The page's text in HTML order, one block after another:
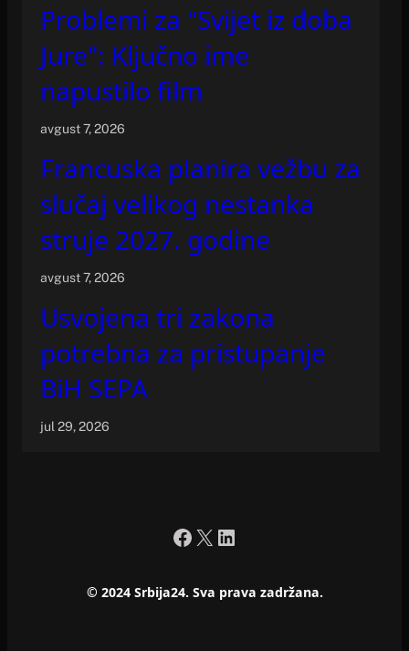
Problemi za "Svijet iz doba
Jure": Ključno ime
napustilo film
avgust 7, 2026
Francuska planira vežbu za
slučaj velikog nestanka
struje 2027. godine
avgust 7, 2026
Usvojena tri zakona
potrebna za pristupanje
BiH SEPA
jul 29, 2026
Facebook
X LinkedIn
© 2024 Srbija24. Sva prava zadržana.